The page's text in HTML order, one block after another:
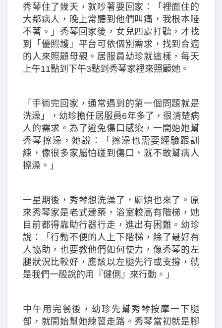
秀琴住了幾天，就吵著要回家：「裡面住的
大都病人，晚上常聽到他們叫痛，我根本睡
不著。」秀琴回家後，女兒四處打聽，才找
到「優照護」平台可依個別需求，找到合適
的人來照顧母親。居服員幼珍就這樣，每天
上午11點到下午3點到秀琴家裡來照顧她。
「手術完回家，通常遇到的第一個問題就是
洗澡」，幼珍擔任居服員6年多了，很清楚病
人的需求。為了避免傷口感染，一開始她幫
秀琴擦澡，她說：「擦澡也需要經驗跟訓
練，像很多家屬怕碰到傷口，就不敢幫病人
擦澡。」
一星期後，秀琴想洗澡了，麻煩也來了。原
來秀琴家是老式建築，浴室較高有階梯，她
目前都得靠助行器行走，進出有困難。幼珍
說：「行動不便的人上下階梯，除了最好有
人協助，也要教他們如何使力，像秀琴的左
腿狀況比較好，應該以左腿先行或支撐，就
是我們一般說的用『健側』來行動。」
中午用完餐後，幼珍先幫秀琴按摩一下腿
部，就開始幫她練習走路。秀琴當初就是腳